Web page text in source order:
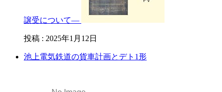
譲受について—
投稿 : 2025年1月12日
池上電気鉄道の貨車計画とデト1形